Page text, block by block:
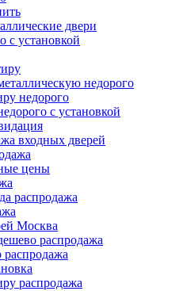
двери
с установкой
недорого
недорого
с установкой
входных дверей
цены
распродажа
Москва
распродажа
распродажа
распродажа